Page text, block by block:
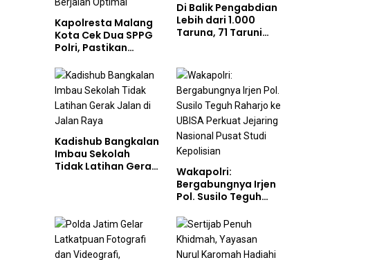
Kapolresta Malang
Kota Cek Dua SPPG
Polri, Pastikan
Gizi dan
Pengelolaan Limbah
Berjalan Optimal
Di Balik Pengabdian
Lebih dari 1.000
Taruna, 71 Taruni
Karakter Siswa
Sekolah Rakyat
Kadishub Bangkalan
Imbau Sekolah
Tidak Latihan Gerak
Wakapolri:
Bergabungnya Irjen
Pol. Susilo Teguh
Perkuat Jejaring
Nasional Pusat
Studi Kepolisian